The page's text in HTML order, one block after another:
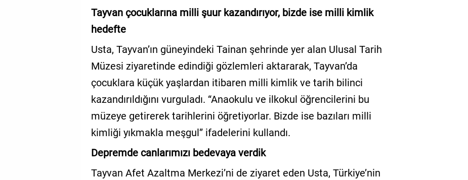
Tayvan çocuklarına milli şuur kazandırıyor, bizde ise milli kimlik
hedefte
Usta, Tayvan’ın güneyindeki Tainan şehrinde yer alan Ulusal Tarih
Müzesi ziyaretinde edindiği gözlemleri aktararak, Tayvan’da
çocuklara küçük yaşlardan itibaren milli kimlik ve tarih bilinci
kazandırıldığını vurguladı. “Anaokulu ve ilkokul öğrencilerini bu
müzeye getirerek tarihlerini öğretiyorlar. Bizde ise bazıları milli
kimliği yıkmakla meşgul” ifadelerini kullandı.
Depremde canlarımızı bedevaya verdik
Tayvan Afet Azaltma Merkezi’ni de ziyaret eden Usta, Türkiye’nin